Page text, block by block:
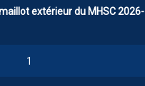
extérieur du MHSC 2026-
1